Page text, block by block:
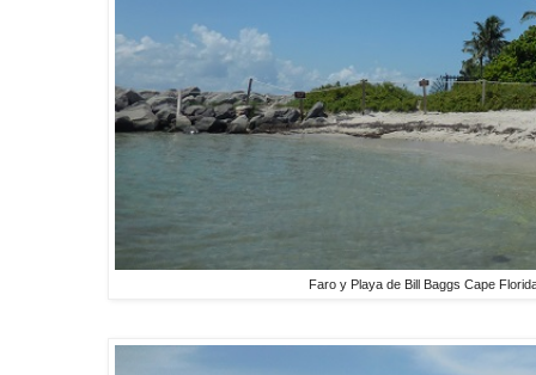
Faro y Playa de Bill Baggs Cape